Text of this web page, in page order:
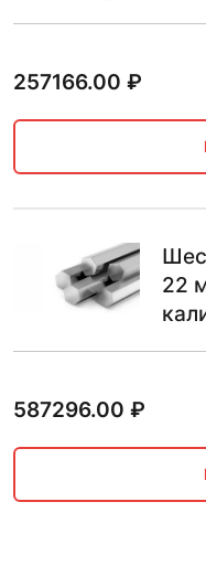
257166.00 ₽
22
587296.00 ₽